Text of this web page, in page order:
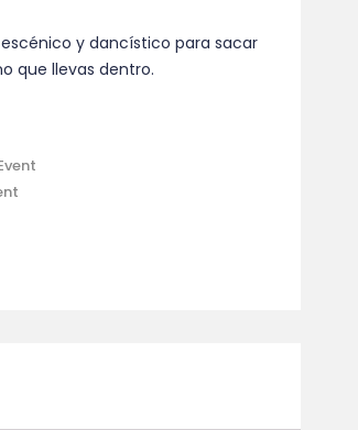
y dancístico para sacar
que llevas dentro.